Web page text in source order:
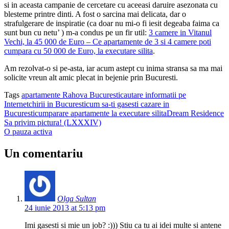
si in aceasta campanie de cercetare cu aceeasi daruire asezonata cu
blesteme printre dinti. A fost o sarcina mai delicata, dar o
strafulgerare de inspiratie (ca doar nu mi-o fi iesit degeaba faima ca
sunt bun cu netu’ ) m-a condus pe un fir util: 3 camere in Vitanul
Vechi, la 45 000 de Euro – Ce apartamente de 3 si 4 camere poti
cumpara cu 50 000 de Euro, la executare silita.
Am rezolvat-o si pe-asta, iar acum astept cu inima stransa sa ma mai
solicite vreun alt amic plecat in bejenie prin Bucuresti.
Tags apartamente Rahova Bucuresticautare informatii pe
Internetchirii in Bucuresticum sa-ti gasesti cazare in
Bucuresticumparare apartamente la executare silitaDream Residence
Sa privim pictura! (LXXXIV)
O pauza activa
Un comentariu
Olga Sultan
24 iunie 2013 at 5:13 pm
Imi gasesti si mie un job? :))) Stiu ca tu ai idei multe si antene